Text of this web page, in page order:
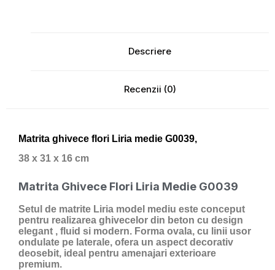
Descriere
Recenzii (0)
Matrita ghivece flori Liria medie G0039,
38 x 31 x 16 cm
Matrita Ghivece Flori Liria Medie G0039
Setul de matrite Liria model mediu este conceput
pentru realizarea ghivecelor din beton cu design
elegant , fluid si modern. Forma ovala, cu linii usor
ondulate pe laterale, ofera un aspect decorativ
deosebit, ideal pentru amenajari exterioare
premium.